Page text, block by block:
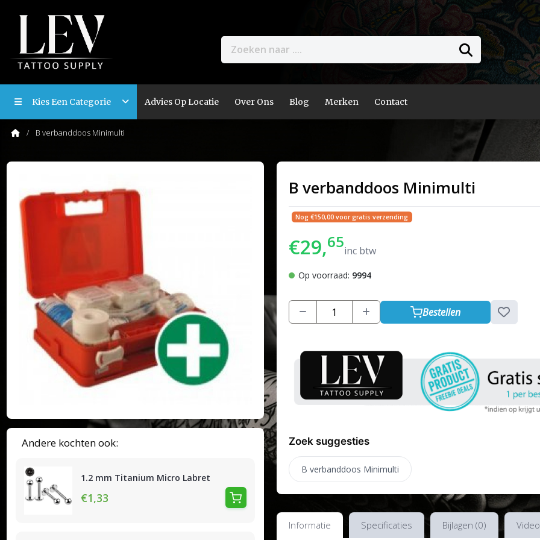
Kies Een Categorie Advies Op Locatie Over Ons Blog Merken Contact
B verbanddoos Minimulti
Andere kochten ook:
1.2 mm Titanium Micro Labret
€1,33
B verbanddoos Minimulti
Nog €150,00 voor gratis verzending
€29,65inc btw
Op voorraad: 9994
Bestellen
Zoek suggesties
B verbanddoos Minimulti
Informatie Specificaties Bijlagen (0)